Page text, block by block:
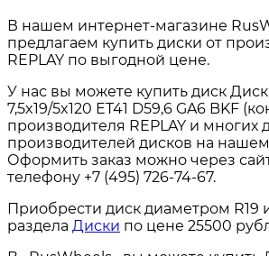
В нашем интернет-магазине
предлагаем купить диски от
REPLAY по выгодной цене.
У нас вы можете купить диск
7,5x19/5x120 ET41 D59,6 GA6 BKF
производителя REPLAY и многих
производителей дисков на нашем
Оформить заказ можно через
телефону +7 (495) 726-74-67.
Приобрести диск диаметром R19
раздела Диски по цене 25500